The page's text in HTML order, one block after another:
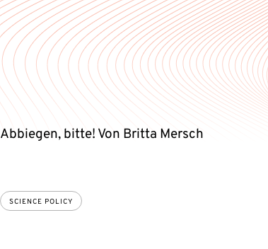
Abbiegen, bitte! Von Britta Mersch
SCIENCE POLICY